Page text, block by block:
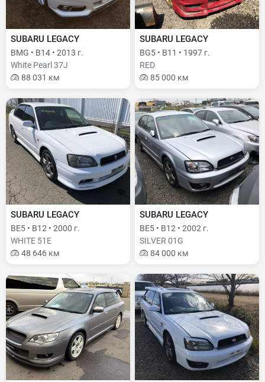
SUBARU LEGACY
BMG • B14 • 2013 г.
White Pearl 37J
88 031 км
SUBARU LEGACY
BG5 • B11 • 1997 г.
RED
85 000 км
SUBARU LEGACY
BE5 • B12 • 2000 г.
WHITE 51E
48 646 км
SUBARU LEGACY
BE5 • B12 • 2002 г.
SILVER 01G
84 000 км